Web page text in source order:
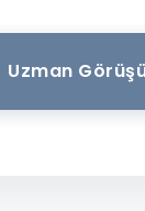
Uzman